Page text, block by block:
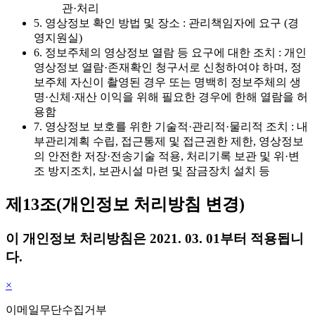
관·처리
5. 영상정보 확인 방법 및 장소 : 관리책임자에 요구 (경
영지원실)
6. 정보주체의 영상정보 열람 등 요구에 대한 조치 : 개인
영상정보 열람·존재확인 청구서로 신청하여야 하며, 정
보주체 자신이 촬영된 경우 또는 명백히 정보주체의 생
명·신체·재산 이익을 위해 필요한 경우에 한해 열람을 허
용함
7. 영상정보 보호를 위한 기술적·관리적·물리적 조치 : 내
부관리계획 수립, 접근통제 및 접근권한 제한, 영상정보
의 안전한 저장·전송기술 적용, 처리기록 보관 및 위·변
조 방지조치, 보관시설 마련 및 잠금장치 설치 등
제13조(개인정보 처리방침 변경)
이 개인정보 처리방침은 2021. 03. 01부터 적용됩니
다.
×
이메일무단수집거부